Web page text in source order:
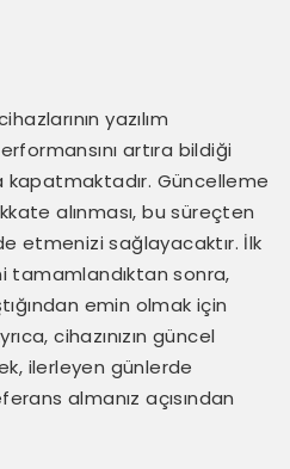
yazılım
artıra bildiği
kapatmaktadır. Güncelleme
alınması, bu süreçten
etmenizi sağlayacaktır. İlk
tamamlandıktan sonra,
emin olmak için
cihazınızın güncel
ilerleyen günlerde
almanız açısından